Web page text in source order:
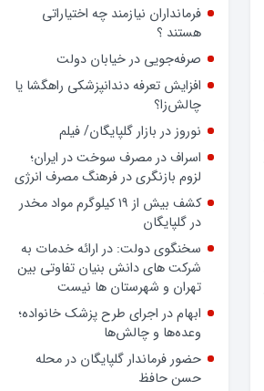
فرمانداران نیازمند چه اختیاراتی
هستند ؟
صرفه‌جویی در خیابان دولت
افزایش تعرفه دندانپزشکی راهگشا یا
چالش‌زا؟
نوروز در بازار گلپایگان/ فیلم
اسراف در مصرف سوخت در ایران؛
لزوم بازنگری در فرهنگ مصرف انرژی
کشف بیش از ۱۹ کیلوگرم مواد مخدر
در گلپایگان
سخنگوی دولت: در ارائه خدمات به
شرکت های دانش بنیان تفاوتی بین
تهران و شهرستان ها نیست
ابهام در اجرای طرح پزشک خانواده؛
وعده‌ها و چالش‌ها
حضور فرماندار گلپایگان در محله
حسن حافظ